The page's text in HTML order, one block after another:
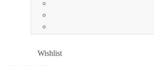
Wishlist